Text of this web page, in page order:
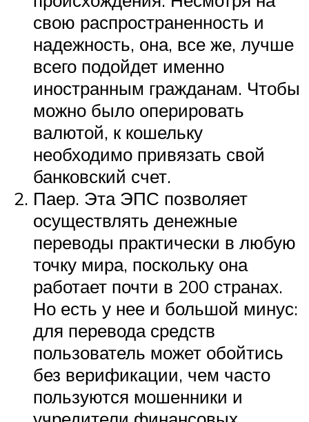
свою распространенность и
надежность, она, все же, лучше
всего подойдет именно
иностранным гражданам. Чтобы
можно было оперировать
валютой, к кошельку
необходимо привязать свой
банковский счет.
Паер. Эта ЭПС позволяет
осуществлять денежные
переводы практически в любую
точку мира, поскольку она
работает почти в 200 странах.
Но есть у нее и большой минус:
для перевода средств
пользователь может обойтись
без верификации, чем часто
пользуются мошенники и